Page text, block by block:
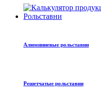
Рольставни
Алюминиевые рольставни
Решетчатые рольставни